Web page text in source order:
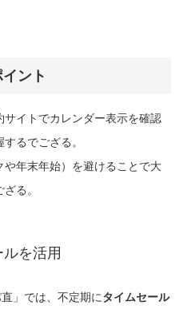
ント
イトでカレンダー表示を確認
るでござる。
年末年始）を避けることで大
る。
を活用
」では、不定期に タイムセール